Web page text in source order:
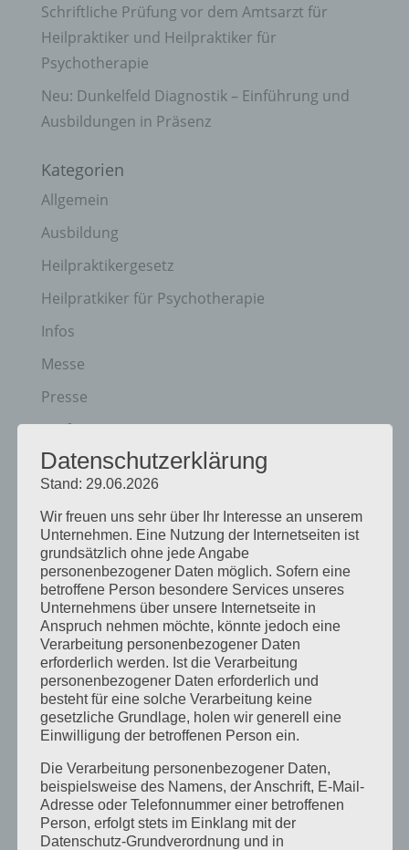
Schriftliche Prüfung vor dem Amtsarzt für
Heilpraktiker und Heilpraktiker für
Psychotherapie
Neu: Dunkelfeld Diagnostik – Einführung und
Ausbildungen in Präsenz
Kategorien
Allgemein
Ausbildung
Heilpraktikergesetz
Heilpratkiker für Psychotherapie
Infos
Messe
Presse
Prüfung
Termine
Veranstaltungen
Vortagsreihe
Vorträge
Archiv
Juni 2026
März 2026
Januar 2026
Dezember 2025
April 2025
März 2025
Februar 2025
Datenschutzerklärung
Stand: 29.06.2026
Wir freuen uns sehr über Ihr Interesse an unserem
Unternehmen. Eine Nutzung der Internetseiten ist
grundsätzlich ohne jede Angabe
personenbezogener Daten möglich. Sofern eine
betroffene Person besondere Services unseres
Unternehmens über unsere Internetseite in
Anspruch nehmen möchte, könnte jedoch eine
Verarbeitung personenbezogener Daten
erforderlich werden. Ist die Verarbeitung
personenbezogener Daten erforderlich und
besteht für eine solche Verarbeitung keine
gesetzliche Grundlage, holen wir generell eine
Einwilligung der betroffenen Person ein.
Die Verarbeitung personenbezogener Daten,
beispielsweise des Namens, der Anschrift, E-Mail-
Adresse oder Telefonnummer einer betroffenen
Person, erfolgt stets im Einklang mit der
Datenschutz-Grundverordnung und in